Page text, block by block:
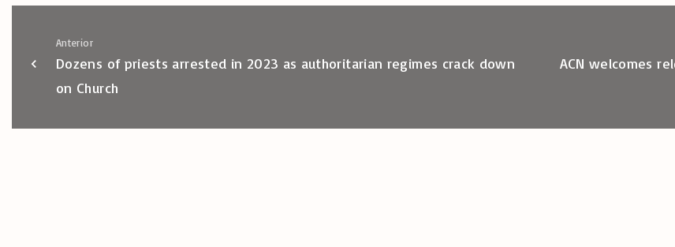
Anterior
Dozens of priests arrested in 2023 as authoritarian regimes crack down
on Church
ACN welcomes